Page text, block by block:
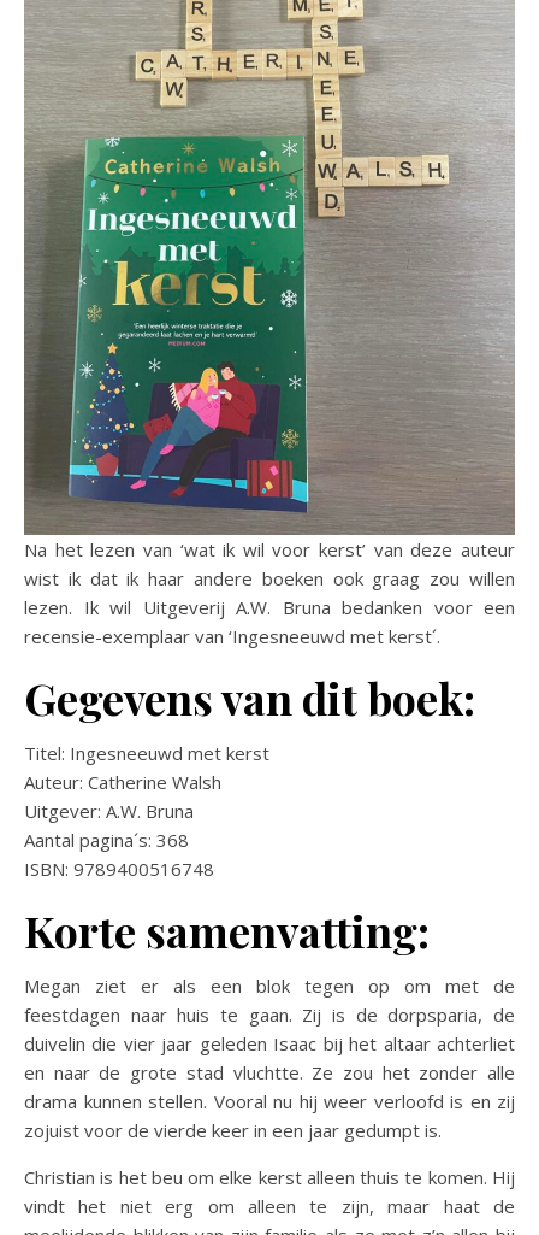
Na het lezen van ‘wat ik wil voor kerst’ van deze auteur
wist ik dat ik haar andere boeken ook graag zou willen
lezen. Ik wil Uitgeverij A.W. Bruna bedanken voor een
recensie-exemplaar van ‘Ingesneeuwd met kerst´.
Gegevens van dit boek:
Titel: Ingesneeuwd met kerst
Auteur: Catherine Walsh
Uitgever: A.W. Bruna
Aantal pagina´s: 368
ISBN: 9789400516748
Korte samenvatting:
Megan ziet er als een blok tegen op om met de
feestdagen naar huis te gaan. Zij is de dorpsparia, de
duivelin die vier jaar geleden Isaac bij het altaar achterliet
en naar de grote stad vluchtte. Ze zou het zonder alle
drama kunnen stellen. Vooral nu hij weer verloofd is en zij
zojuist voor de vierde keer in een jaar gedumpt is.
Christian is het beu om elke kerst alleen thuis te komen. Hij
vindt het niet erg om alleen te zijn, maar haat de